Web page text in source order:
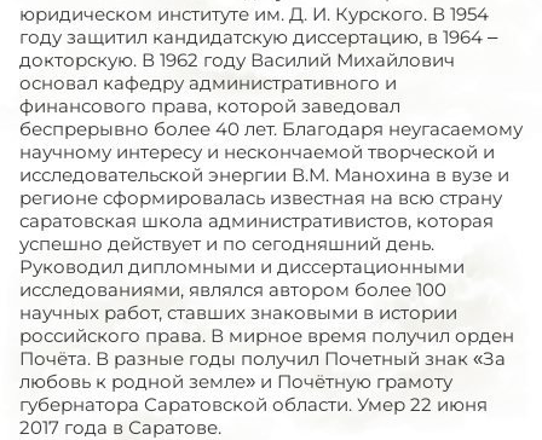
юридическом институте им. Д. И. Курского. В 1954
году защитил кандидатскую диссертацию, в 1964 –
докторскую. В 1962 году Василий Михайлович
основал кафедру административного и
финансового права, которой заведовал
беспрерывно более 40 лет. Благодаря неугасаемому
научному интересу и нескончаемой творческой и
исследовательской энергии В.М. Манохина в вузе и
регионе сформировалась известная на всю страну
саратовская школа административистов, которая
успешно действует и по сегодняшний день.
Руководил дипломными и диссертационными
исследованиями, являлся автором более 100
научных работ, ставших знаковыми в истории
российского права. В мирное время получил орден
Почёта. В разные годы получил Почетный знак «За
любовь к родной земле» и Почётную грамоту
губернатора Саратовской области. Умер 22 июня
2017 года в Саратове.